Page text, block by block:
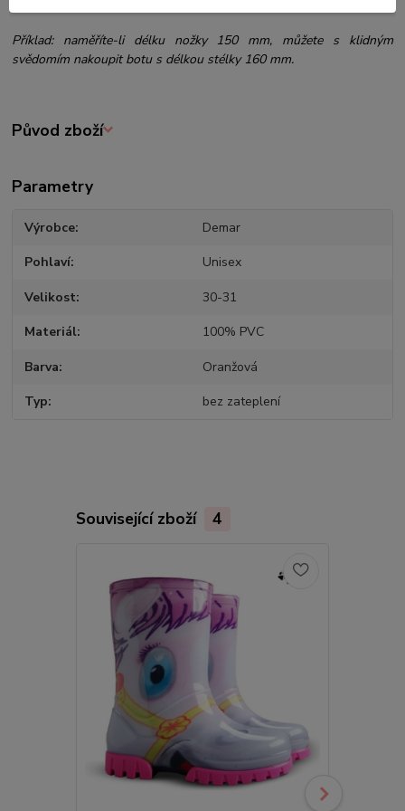
Příklad: naměříte-li délku nožky 150 mm, můžete s klidným
svědomím nakoupit botu s délkou stélky 160 mm.
Původ zboží
Parametry
Výrobce Demar
Pohlaví Unisex
Velikost 30-31
Materiál 100% PVC
Barva Oranžová
Typ bez zateplení
Související zboží 4